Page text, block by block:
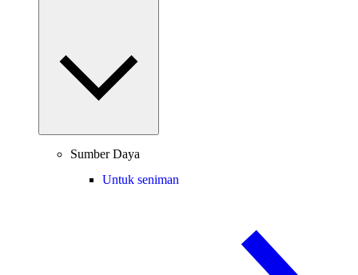
Sumber Daya
Untuk seniman